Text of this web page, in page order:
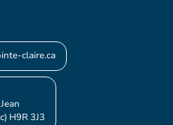
claire.ca
H9R 3J3